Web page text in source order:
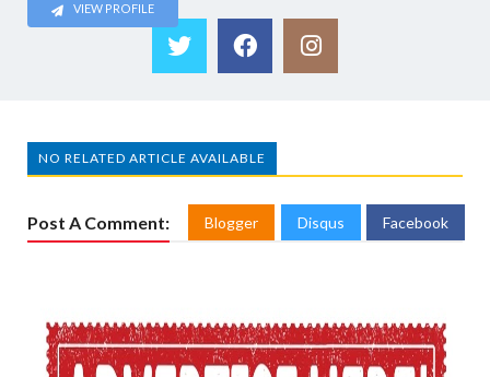
VIEW PROFILE
NO RELATED ARTICLE AVAILABLE
Post A Comment: Blogger Disqus Facebook